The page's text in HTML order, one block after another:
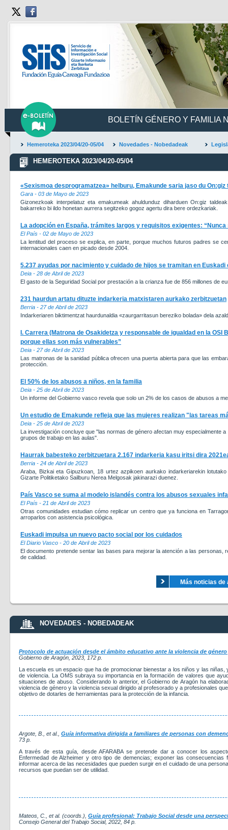
BOLETÍN GÉNERO Y FAMILIA
Hemeroteka 2023/04/20-05/04 Novedades - Nobedadeak
HEMEROTEKA 2023/04/20-05/04
«Sexismoa desprogramatzea» helburu, Emakunde saria jaso du On:giz
Gara - 03 de Mayo de 2023
Gizonezkoak interpelatuz eta emakumeak ahuldunduz diharduen On:giz
bakarreko bi ildo honetan aurrera segitzeko gogoz agertu dira bere ordezkariak.
La adopción en España, trámites largos y requisitos exigentes:
El País - 02 de Mayo de 2023
La lentitud del proceso se explica, en parte, porque muchos futuros padres se
internacionales caen en picado desde 2004.
5.237 ayudas por nacimiento y cuidado de hijos se tramitan en Euskadi
Deia - 28 de Abril de 2023
El gasto de la Seguridad Social por prestación a la crianza fue de 856 millones de
231 haurdun artatu dituzte indarkeria matxistaren aurkako zerbitzuetan
Berria - 27 de Abril de 2023
Indarkeriaren biktimentzat haurdunaldia «zaurgarritasun bereziko bolada» dela
I. Carrera (Matrona de Osakidetza y responsable de igualdad en la
porque ellas son más vulnerables”
Deia - 27 de Abril de 2023
Las matronas de la sanidad pública ofrecen una puerta abierta para que las
protección.
El 50% de los abusos a niños, en la familia
Deia - 25 de Abril de 2023
Un informe del Gobierno vasco revela que solo un 2% de los casos de abusos a
Un estudio de Emakunde refleja que las mujeres realizan "las tareas
Deia - 25 de Abril de 2023
La investigación concluye que "las normas de género afectan muy especialmente
grupos de trabajo en las aulas".
Haurrak babesteko zerbitzuetara 2.167 indarkeria kasu iritsi dira
Berria - 24 de Abril de 2023
Araba, Bizkai eta Gipuzkoan, 18 urtez azpikoen aurkako indarkeriarekin
Gizarte Politiketako Sailburu Nerea Melgosak jakinarazi duenez.
País Vasco se suma al modelo islandés contra los abusos sexuales
El País - 21 de Abril de 2023
Otras comunidades estudian cómo replicar un centro que ya funciona en
arroparlos con asistencia psicológica.
Euskadi impulsa un nuevo pacto social por los cuidados
El Diario Vasco - 20 de Abril de 2023
El documento pretende sentar las bases para mejorar la atención a las personas,
de calidad.
Más noticias
NOVEDADES - NOBEDADEAK
Protocolo de actuación desde el ámbito educativo ante la violencia de
Gobierno de Aragón , 2023 , 172 p.
La escuela es un espacio que ha de promocionar bienestar a los niños y las
de violencia. La OMS subraya su importancia en la formación de valores que
situaciones de abuso. Considerando lo anterior, el Gobierno de Aragón ha
violencia de género y la violencia sexual dirigido al profesorado y a profesionales
objetivo de dotarles de herramientas para la protección de la infancia.
Argote, B., et al., Guía informativa dirigida a familiares de personas con
73 p.
A través de esta guía, desde AFARABA se pretende dar a conocer los
Enfermedad de Alzheimer y otro tipo de demencias; exponer las
informar acerca de las necesidades que pueden surgir en el cuidado de una
recursos que puedan ser de utilidad.
Mateos, C., et al. (coords.), Guía profesional: Trabajo Social desde una
Consejo General del Trabajo Social, 2022 , 84 p.